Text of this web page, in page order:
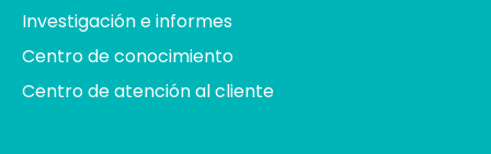
Investigación e informes
Centro de conocimiento
Centro de atención al cliente